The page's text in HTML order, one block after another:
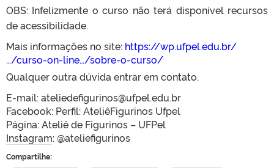
OBS: Infelizmente o curso não terá disponível recursos
de acessibilidade.
Mais informações no site: https://wp.ufpel.edu.br/
…/curso-on-line…/sobre-o-curso/
Qualquer outra dúvida entrar em contato.
E-mail: ateliedefigurinos@ufpel.edu.br
Facebook: Perfil: AteliêFigurinos Ufpel
Página: Ateliê de Figurinos – UFPel
Instagram: @ateliefigurinos
Compartilhe: